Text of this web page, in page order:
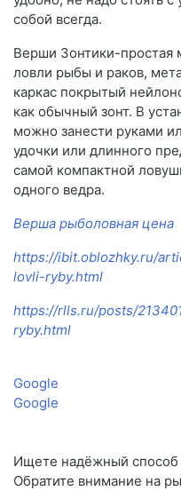
собой всегда.
Верши Зонтики-простая
ловли рыбы и раков,
каркас покрытый
как обычный зонт. В
можно занести руками
удочки или длинного
самой компактной
одного ведра.
Верша рыболовная цена
https://ibit.oblozhky.ru/
lovli-ryby.html
https://rlls.ru/posts/
ryby.html
Google
Google
Ищете надёжный
Обратите внимание на